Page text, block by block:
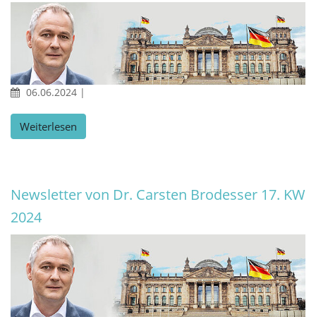
06.06.2024 |
Weiterlesen
Newsletter von Dr. Carsten Brodesser 17. KW
2024